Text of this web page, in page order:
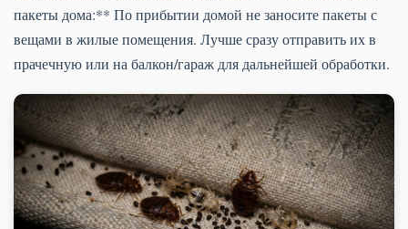
пакеты дома:** По прибытии домой не заносите пакеты с
вещами в жилые помещения. Лучше сразу отправить их в
прачечную или на балкон/гараж для дальнейшей обработки.